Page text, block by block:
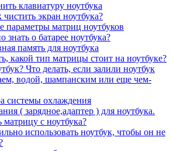
клавиатуру ноутбука
экран ноутбука?
параметры матриц ноутбуков
знать о батарее ноутбука?
память для ноутбука
какой тип матрицы стоит на ноутбуке?
Что делать, если залили ноутбук
водой, шампанским или еще чем-
системы охлаждения
( зарядное,адаптер ) для ноутбука.
матрицу с ноутбука?
использовать ноутбук, чтобы он не